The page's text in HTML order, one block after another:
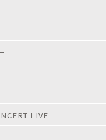
LIVE